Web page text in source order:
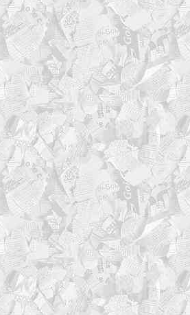
char
возможные
"$text" |
;s/
< 0 )) &&